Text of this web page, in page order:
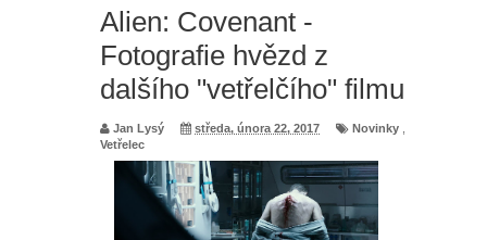
"vetřelčího" filmu
Alien: Covenant -
Fotografie hvězd z
dalšího "vetřelčího" filmu
Jan Lysý středa, února 22, 2017 Novinky
Vetřelec